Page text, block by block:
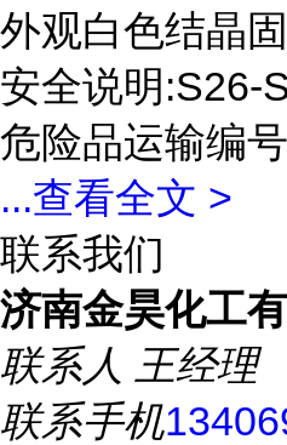
外观白色结晶
安全说明:S26-
危险品运输编
...查看全文 >
联系我们
济南金昊化工
联系人 王经理
联系手机